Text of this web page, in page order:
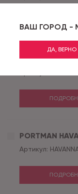
ВАШ ГОРОД -
ДА, ВЕРНО
PORTMAN
PORTMAN
Артикул: